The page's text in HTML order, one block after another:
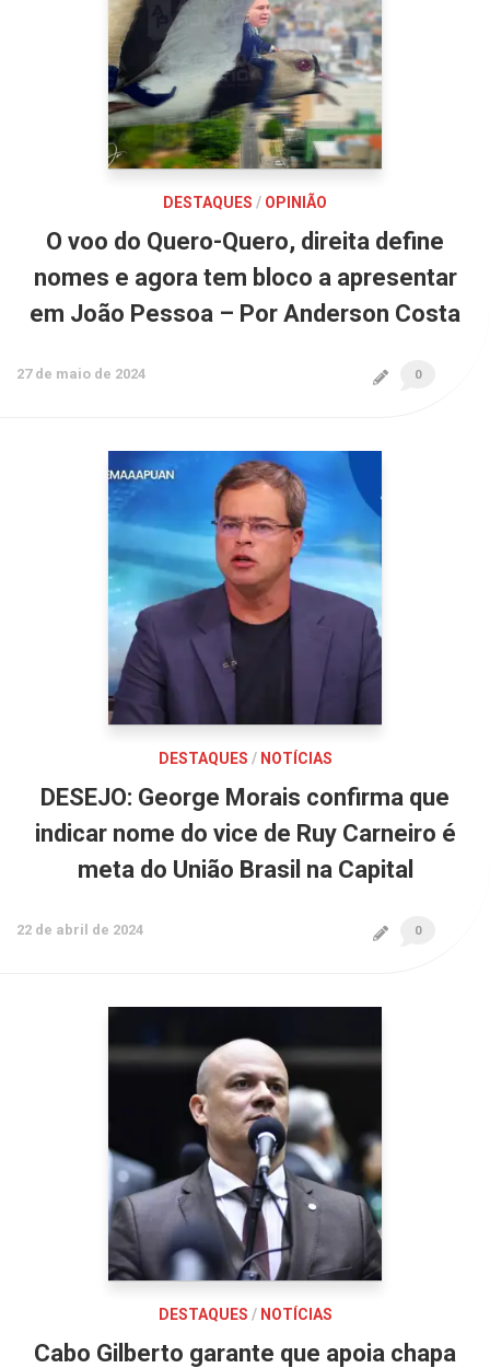
DESTAQUES / OPINIÃO
O voo do Quero-Quero, direita define
nomes e agora tem bloco a apresentar
em João Pessoa – Por Anderson Costa
0
27 de maio de 2024
DESTAQUES / NOTÍCIAS
DESEJO: George Morais confirma que
indicar nome do vice de Ruy Carneiro é
meta do União Brasil na Capital
0
22 de abril de 2024
DESTAQUES / NOTÍCIAS
Cabo Gilberto garante que apoia chapa